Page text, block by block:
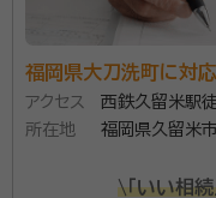
福岡県大刀洗町に対
アクセス
西鉄久留米駅
所在地
福岡県久留米
\「いい相